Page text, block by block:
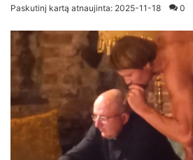
Paskutinį kartą atnaujinta: 2025-11-18 0